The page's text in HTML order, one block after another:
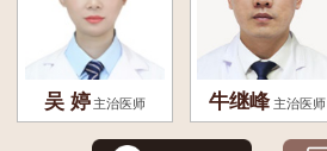
吴 婷 主治医师 牛继峰 主治医师